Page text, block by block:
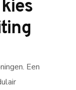
Een